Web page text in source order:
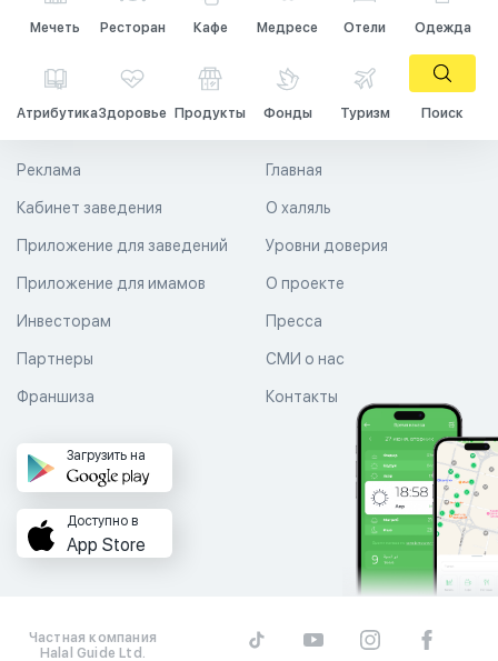
Мечеть Ресторан Кафе Медресе Отели Одежда
АтрибутикаЗдоровье Продукты Фонды Туризм Поиск
Главная
О халяль
Уровни доверия
Реклама
Кабинет заведения
Приложение для заведений
Приложение для имамов О проекте
Пресса
СМИ о нас
Контакты
Инвесторам
Партнеры
Франшиза
Загрузить на
Доступно в
App Store
Частная компания
Halal Guide Ltd.